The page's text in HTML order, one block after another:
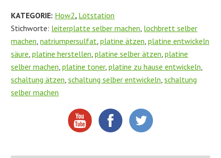
KATEGORIE: How2, Lötstation
Stichworte: leiterplatte selber machen lochbrett selber
machen ,natriumpersulfat ,platine ätzen ,platine entwickeln
säure ,platine herstellen ,platine selber ätzen ,platine
selber machen ,platine toner,platine zu hause entwickeln
schaltung ätzen ,schaltung selber entwickeln ,schaltung
selber machen